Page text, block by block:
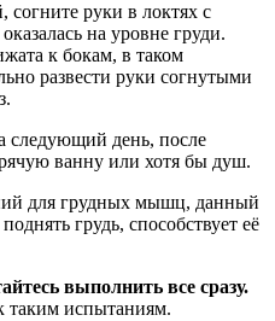
согните руки в локтях с
на уровне груди.
к бокам, в таком
развести руки согнутыми
следующий день, после
ванну или хотя бы душ.
для грудных мышц, данный
грудь, способствует её
выполнить все сразу.
испытаниям.